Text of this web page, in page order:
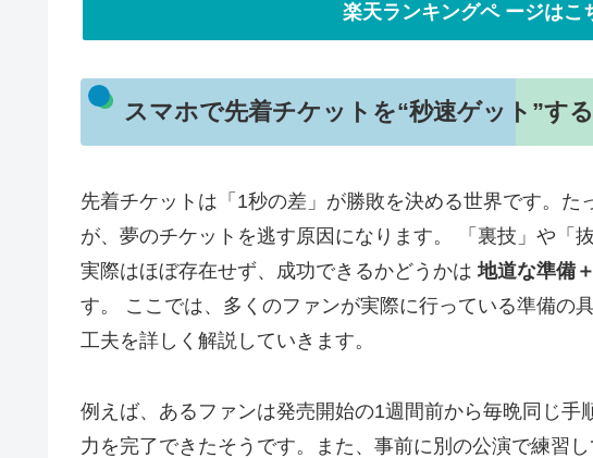
楽天ランキングペ ージはこ
スマホで先着チケットを“秒速ゲット”す
先着チケットは「1秒の差」が勝敗を決める世界です。た
が、夢のチケットを逃す原因になります。 「裏技」や「
実際はほぼ存在せず、成功できるかどうかは地道な準備
す。 ここでは、多くのファンが実際に行っている準備の
工夫を詳しく解説していきます。
例えば、あるファンは発売開始の1週間前から毎晩同じ手
力を完了できたそうです。また、事前に別の公演で練習